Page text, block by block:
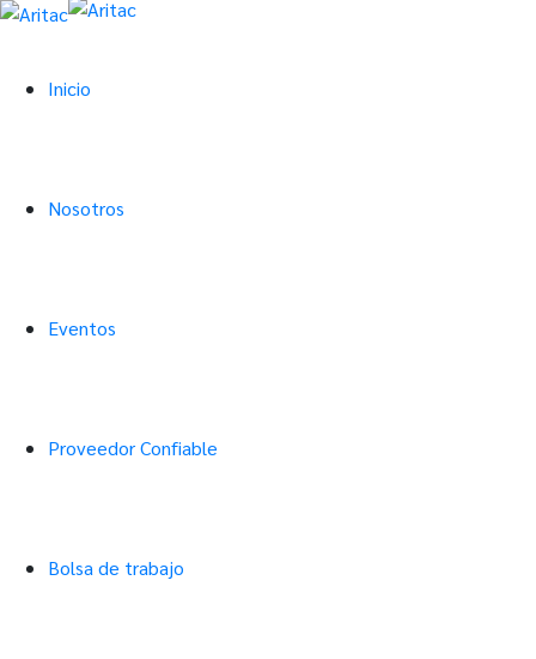
Inicio
Nosotros
Eventos
Proveedor Confiable
Bolsa de trabajo